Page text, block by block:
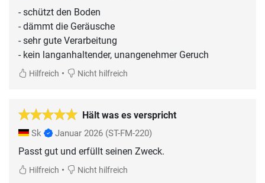
- schützt den Boden
- dämmt die Geräusche
- sehr gute Verarbeitung
- kein langanhaltender, unangenehmer Geruch
Hilfreich • Nicht hilfreich
Hält was es verspricht
Sk Januar 2026 (ST-FM-220)
Passt gut und erfüllt seinen Zweck.
Hilfreich • Nicht hilfreich